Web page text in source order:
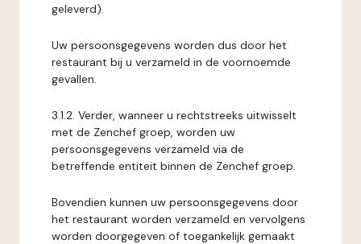
geleverd).
Uw persoonsgegevens worden dus door het
restaurant bij u verzameld in de voornoemde
gevallen.
3.1.2. Verder, wanneer u rechtstreeks uitwisselt
met de Zenchef groep, worden uw
persoonsgegevens verzameld via de
betreffende entiteit binnen de Zenchef groep.
Bovendien kunnen uw persoonsgegevens door
het restaurant worden verzameld en vervolgens
worden doorgegeven of toegankelijk gemaakt